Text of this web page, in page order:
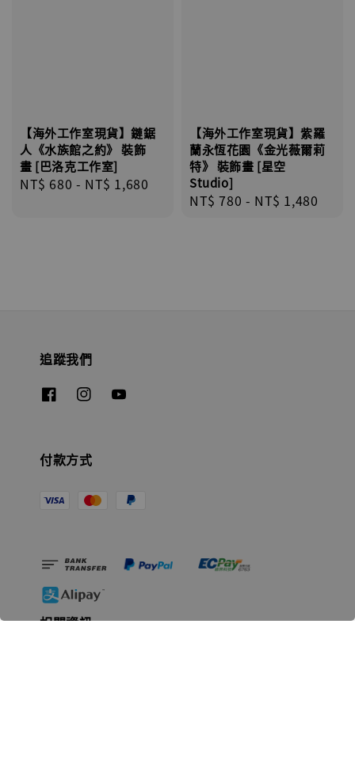
【海外工作室現貨】鏈鋸
人《水族館之約》 裝飾
畫 [巴洛克工作室]
Regular
NT$ 680 - NT$ 1,680
【海外工作室現貨】紫羅
蘭永恆花園《金光薇爾莉
特》 裝飾畫 [星空
Studio]
Regular
NT$ 780 - NT$ 1,480
追蹤我們
付款方式
相關資訊